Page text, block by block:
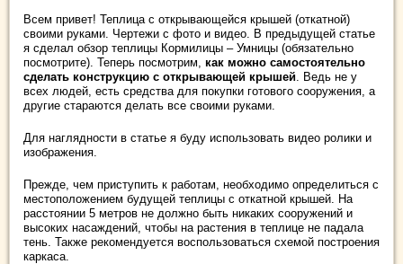
Всем привет! Теплица с открывающейся крышей (откатной)
своими руками. Чертежи с фото и видео. В предыдущей статье
я сделал обзор теплицы Кормилицы – Умницы (обязательно
посмотрите). Теперь посмотрим, как можно самостоятельно
сделать конструкцию с открывающей крышей. Ведь не у
всех людей, есть средства для покупки готового сооружения, а
другие стараются делать все своими руками.
Для наглядности в статье я буду использовать видео ролики и
изображения.
Прежде, чем приступить к работам, необходимо определиться с
местоположением будущей теплицы с откатной крышей. На
расстоянии 5 метров не должно быть никаких сооружений и
высоких насаждений, чтобы на растения в теплице не падала
тень. Также рекомендуется воспользоваться схемой построения
каркаса.